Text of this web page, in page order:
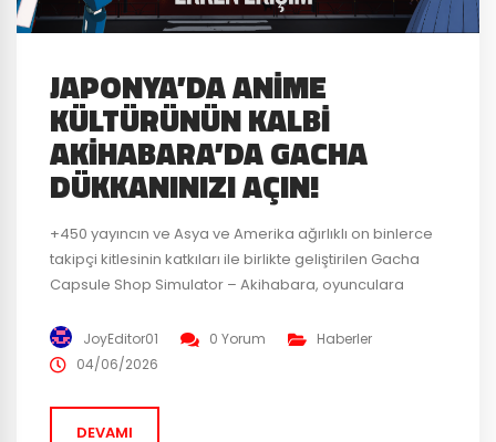
JAPONYA’DA ANIME
KÜLTÜRÜNÜN KALBI
AKIHABARA’DA GACHA
DÜKKANINIZI AÇIN!
+450 yayıncın ve Asya ve Amerika ağırlıklı on binlerce
takipçi kitlesinin katkıları ile birlikte geliştirilen Gacha
Capsule Shop Simulator – Akihabara, oyunculara
Anime-kapsül oyuncak dükkânı simülasyonu sunuyor.
Oyuncular, farklı temalarda gacha makinelerini
dizilimlerini optimize ediyor. Hem turistleri hem de
nadir figürlerin peşinde koşan koleksiyoncuları
JoyEditor01 0 Yorum
Haberler
04/06/2026
DEVAMI